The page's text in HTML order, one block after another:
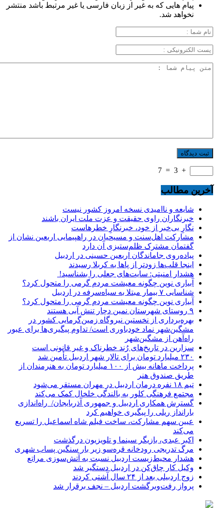
پیام هایی که به غیر از زبان فارسی یا غیر مرتبط باشد منتشر
نخواهد شد.
+
3
=
7
آخرین مطالب
شایعه و ناامیدی نسخه امروز کشور نیست
خبرنگاران راوی حقیقت و عزت ملت ایران باشند
نگارِ بی‌خبر از خود، خبرنگارِ خطرهاست
مشارکت اهل‌سنت و مسیحیان در راهپیمایی اربعین نشان از
گفتمان مشترک ظلم‌ستیزی آن دارد
پیاده‌روی جاماندگان اربعین حسینی در اردبیل
اینجا قلب‌ها زودتر از پاها به کربلا رسیدند
هشدار امنیتی: سایت‌های جعلی را بشناسید!
آبیاری نوین چگونه معیشت مردم گرمی را متحول کرد؟
شناسایی ۷ بیمار مبتلا به سیاه‌سرفه در اردبیل
آبیاری نوین چگونه معیشت مردم گرمی را متحول کرد؟
۹ روستای شهرستان نمین دچار تنش آبی هستند
بهره‌برداری از نخستین نیروگاه زمین‌گرمایی کشور در
مشگین‌شهر نماد خودباوری است/ تداوم پیگیری‌ها برای عبور
راه‌آهن از مشگین‌شهر
سزارین در تاریخ‌های رُند خطرناک و غیر قانونی است
۲۳۰ میلیارد تومان برای تالار شهر اردبیل تأمین شد
پرداخت ماهانه بیش از ۱۰۰ میلیارد تومان به هنرمندان از
طریق صندوق هنر
تیم ۱۸ نفره درمان اردبیل در مهران مستقر می‌شود
مجتمع فرهنگی کلور به بالندگی خلخال کمک می‌کند
گسترش همکاری اردبیل و جمهوری آذربایجان/ راه‌اندازی
بارانداز ریلی را پیگیری خواهیم کرد
عیین سهم مشارکت، ساخت فیلم شاه‌ اسماعیل را تسریع
می‌کند
اکبر عبدی، بازیگر سینما و تلویزیون درگذشت
مرگ تدریجی رودخانه قره‌سو زیر بار سنگین پساب شهری
هشدار محیط‌زیست اردبیل نسبت به آتش‌سوزی مراتع
وکیل کار چاق‌کن در اردبیل دستگیر شد
زوج اردبیلی بعد از ۲۴ سال آشتی کردند
پرواز رفت‌وبرگشت اردبیل – نجف برقرار شد